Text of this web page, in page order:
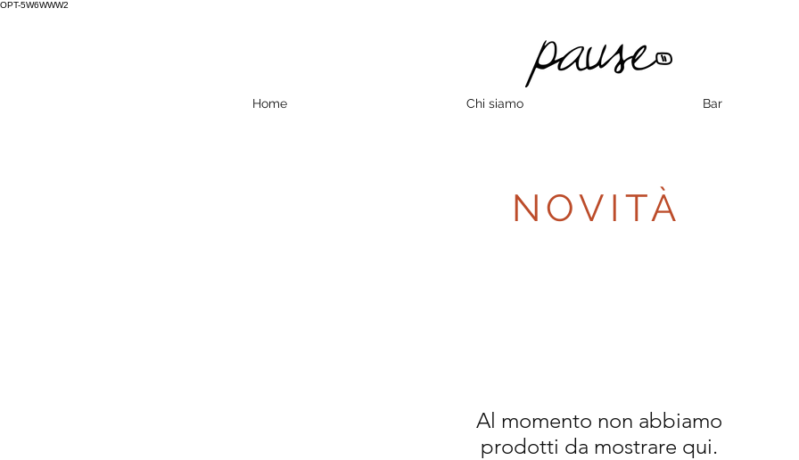
OPT-5W6WWW2
Home Chi siamo Bar
NOVITÀ
Al momento non abbiamo
prodotti da mostrare qui.